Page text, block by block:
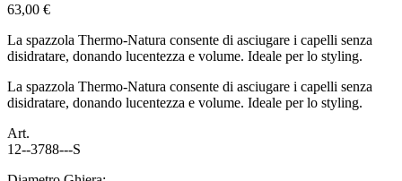
63,00 €
La spazzola Thermo-Natura consente di asciugare i capelli senza
disidratare, donando lucentezza e volume. Ideale per lo styling.
La spazzola Thermo-Natura consente di asciugare i capelli senza
disidratare, donando lucentezza e volume. Ideale per lo styling.
Art.
12--3788---S